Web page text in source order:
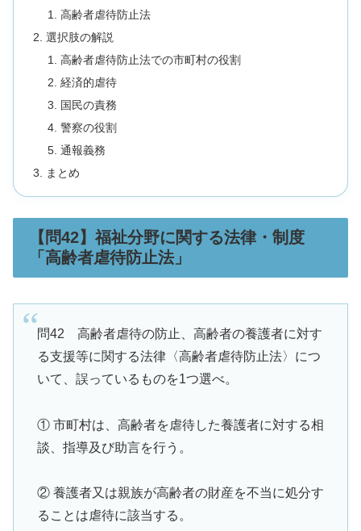
高齢者虐待防止法
選択肢の解説
高齢者虐待防止法での市町村の役割
経済的虐待
国民の責務
警察の役割
通報義務
まとめ
【問42】福祉分野に関する法律・制度
「高齢者虐待防止法」
問42 高齢者虐待の防止、高齢者の養護者に対す
る支援等に関する法律〈高齢者虐待防止法〉につ
いて、誤っているものを1つ選べ。
① 市町村は、高齢者を虐待した養護者に対する相
談、指導及び助言を行う。
② 養護者又は親族が高齢者の財産を不当に処分す
ることは虐待に該当する。